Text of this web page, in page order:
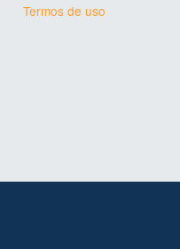
Termos de uso